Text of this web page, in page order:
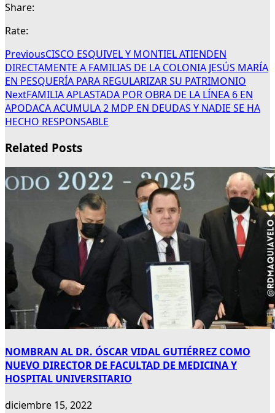
Share:
Rate:
PreviousCISCO ESQUIVEL Y MONTIEL ATIENDEN
DIRECTAMENTE A FAMILIAS DE LA COLONIA JESÚS MARÍA
EN PESQUERÍA PARA REGULARIZAR SU PATRIMONIO
NextFAMILIA APLASTADA POR OBRA DE LA LÍNEA 6 EN
APODACA ACUMULA 2 MDP EN DEUDAS Y NADIE SE HA
HECHO RESPONSABLE
Related Posts
NOMBRAN AL DR. ÓSCAR VIDAL GUTIÉRREZ COMO
NUEVO DIRECTOR DE FACULTAD DE MEDICINA Y
HOSPITAL UNIVERSITARIO
diciembre 15, 2022